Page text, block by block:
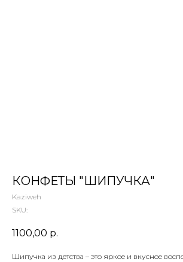
КОНФЕТЫ "ШИПУЧКА"
Kaziweh
SKU:
1100,00 р.
Шипучка из детства – это яркое и вкусное